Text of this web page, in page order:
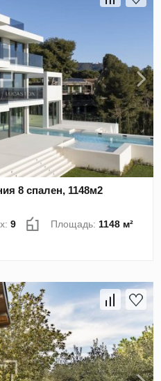
8 спален, 1148м2
9 Площадь: 1148 м²